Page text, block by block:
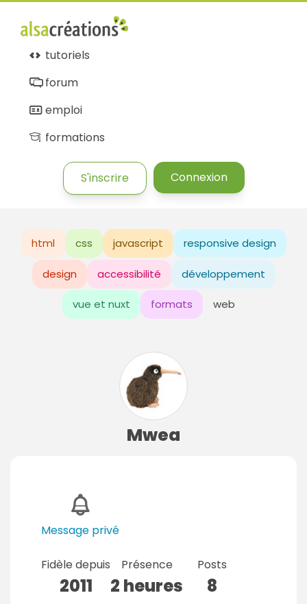
tutoriels
forum
emploi
formations
S'inscrire Connexion
html css javascript responsive design
design accessibilité développement
vue et nuxt formats web
Mwea
Message privé
Fidèle depuis
2011
Présence
2 heures
Posts
8